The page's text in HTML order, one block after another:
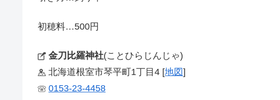
初穂料…500円
金刀比羅神社(ことひらじんじゃ)
北海道根室市琴平町1丁目4 [地図]
0153-23-4458